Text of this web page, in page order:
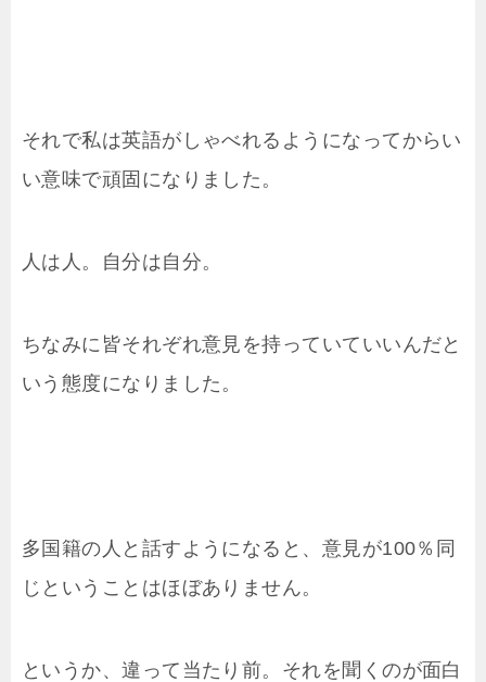
それで私は英語がしゃべれるようになってからい
い意味で頑固になりました。
人は人。自分は自分。
ちなみに皆それぞれ意見を持っていていいんだと
いう態度になりました。
多国籍の人と話すようになると、意見が100％同
じということはほぼありません。
というか、違って当たり前。それを聞くのが面白